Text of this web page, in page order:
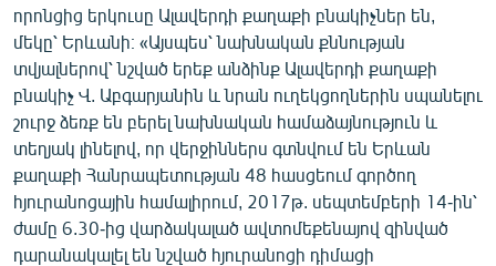
որոնցից երկուսը Ալավերդի քաղաքի բնակիչներ են,
մեկը՝ Երևանի։ «Այսպես՝ նախնական քննության
տվյալներով՝ նշված երեք անձինք Ալավերդի քաղաքի
բնակիչ Վ. Աբգարյանին և նրան ուղեկցողներին սպանելու
շուրջ ձեռք են բերել նախնական համաձայնություն և
տեղյակ լինելով, որ վերջիններս գտնվում են Երևան
քաղաքի Հանրապետության 48 հասցեում գործող
հյուրանոցային համալիրում, 2017թ. սեպտեմբերի 14-ին՝
ժամը 6.30-ից վարձակալած ավտոմեքենայով զինված
դարանակալել են նշված հյուրանոցի դիմացի